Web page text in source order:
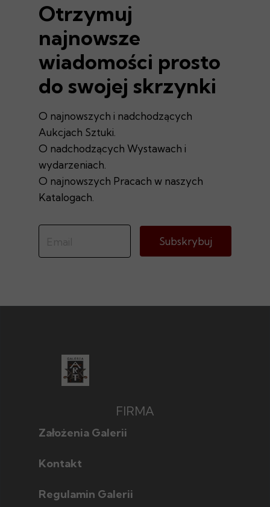
Otrzymuj
najnowsze
wiadomości prosto
do swojej skrzynki
O najnowszych i nadchodzących
Aukcjach Sztuki.
O nadchodzących Wystawach i
wydarzeniach.
O najnowszych Pracach w naszych
Katalogach.
Subskrybuj
FIRMA
Założenia Galerii
Kontakt
Regulamin Galerii